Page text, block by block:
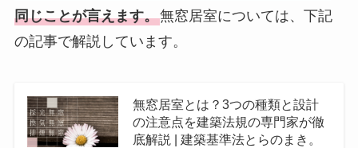
同じことが言えます。無窓居室については、下記
の記事で解説しています。
無窓居室とは？3つの種類と設計
の注意点を建築法規の専門家が徹
底解説 | 建築基準法とらのまき。